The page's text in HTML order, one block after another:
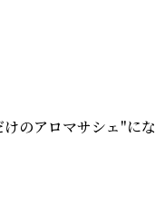
アロマサシェ"に